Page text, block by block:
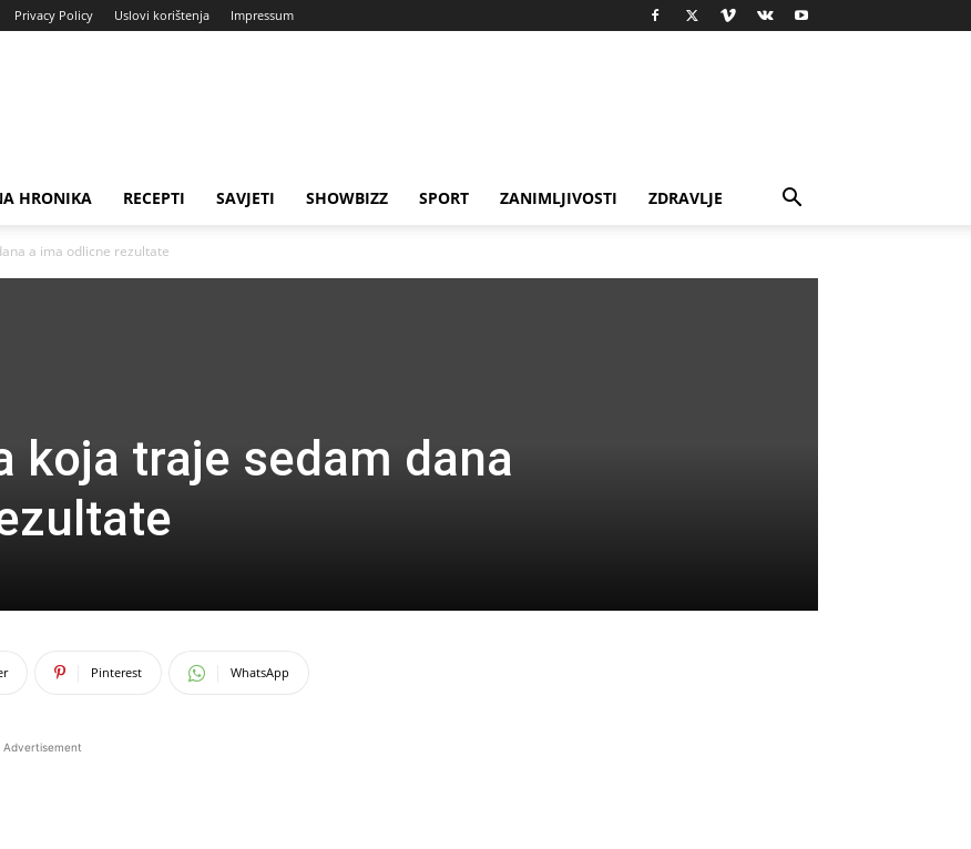
Privacy Policy Uslovi korištenja Impressum
HRONIKA RECEPTI SAVJETI SHOWBIZZ SPORT ZANIMLJIVOSTI ZDRAVLJE
a ima odlicne rezultate
koja traje sedam dana
Pinterest WhatsApp
Advertisement